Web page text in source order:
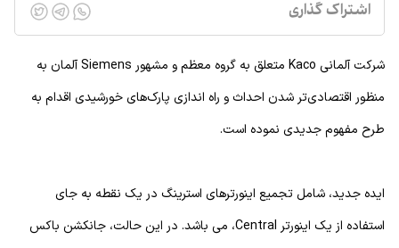
اشتراک گذاری
شرکت آلمانی Kaco متعلق به گروه معظم و مشهور Siemens آلمان به
منظور اقتصادی‌تر شدن احداث و راه اندازی پارک‌های خورشیدی اقدام به
طرح مفهوم جدیدی نموده است.
ایده جدید، شامل تجمیع اینورترهای استرینگ در یک نقطه به جای
استفاده از یک اینورتر Central، می باشد. در این حالت، جانکشن باکس